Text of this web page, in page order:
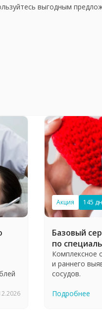
выгодным
Акция 145
Базовый
по
Комплексное
и раннего
сосудов.
Подробнее